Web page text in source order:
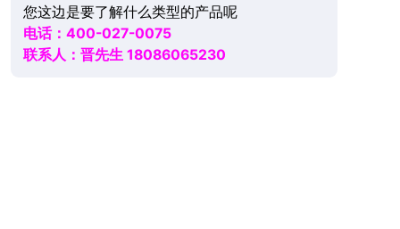
您这边是要了解什么类型的产品呢
电话：400-027-0075
联系人：晋先生 18086065230